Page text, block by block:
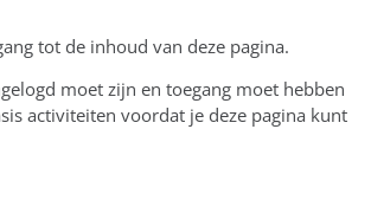
tot de inhoud van deze pagina.
moet zijn en toegang moet hebben
activiteiten voordat je deze pagina kunt